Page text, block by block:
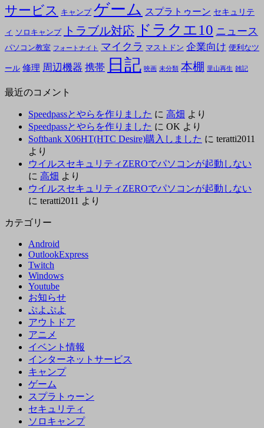
サービス
キャンプ ゲーム スプラトゥーン セキュリテ
ィ ソロキャンプ トラブル対応 ドラクエ10 ニュース
パソコン教室 フォートナイト マイクラ マストドン 企業向け 便利なツ
ール 修理 周辺機器 携帯 日記 映画 未分類 本棚 里山再生 雑記
最近のコメント
Speedpassとやらを作りました に 高畑 より
Speedpassとやらを作りました に OK より
Softbank X06HT(HTC Desire)購入しました に teratti2011
より
ウイルスセキュリティZEROでパソコンが起動しない
に 高畑 より
ウイルスセキュリティZEROでパソコンが起動しない
に teratti2011 より
カテゴリー
Android
OutlookExpress
Twitch
Windows
Youtube
お知らせ
ぷよぷよ
アウトドア
アニメ
イベント情報
インターネットサービス
キャンプ
ゲーム
スプラトゥーン
セキュリティ
ソロキャンプ